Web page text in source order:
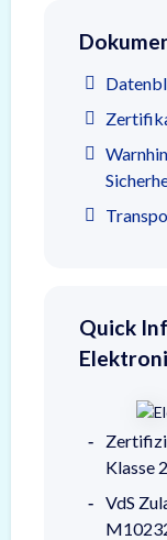
Quick
Klasse 2
VdS